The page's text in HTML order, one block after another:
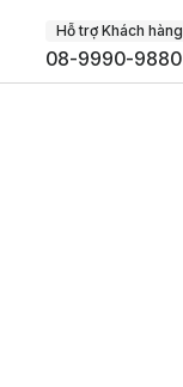
Hỗ trợ Khách hàng
08-9990-9880